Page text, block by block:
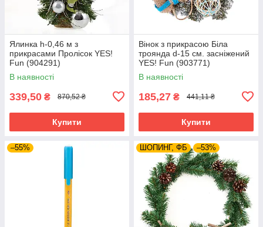
Ялинка h-0,46 м з
прикрасами Пролісок YES!
Fun (904291)
В наявності
339,50 ₴ 870,52 ₴
Купити
Вінок з прикрасою Біла
троянда d-15 см. засніжений
YES! Fun (903771)
В наявності
185,27 ₴ 441,11 ₴
Купити
–55% ШОПИНГ, ФБ –53%